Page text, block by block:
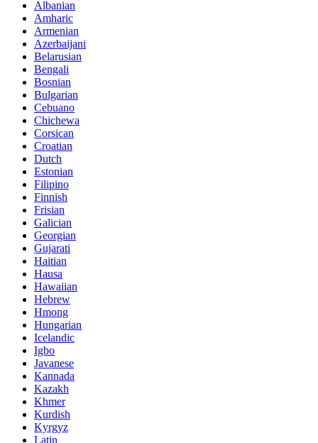
Albanian
Amharic
Armenian
Azerbaijani
Belarusian
Bengali
Bosnian
Bulgarian
Cebuano
Chichewa
Corsican
Croatian
Dutch
Estonian
Filipino
Finnish
Frisian
Galician
Georgian
Gujarati
Haitian
Hausa
Hawaiian
Hebrew
Hmong
Hungarian
Icelandic
Igbo
Javanese
Kannada
Kazakh
Khmer
Kurdish
Kyrgyz
Latin